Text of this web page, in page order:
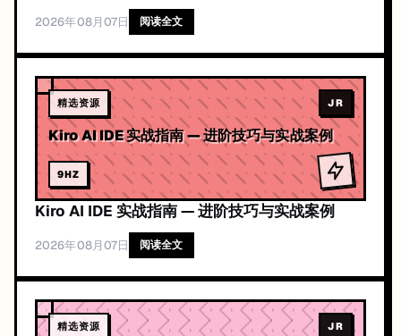
2026年08月07日 阅读全文
精选资源 JR
Kiro AI IDE 实战指南 — 进阶技巧与实战案例
9HZ
Kiro AI IDE 实战指南 — 进阶技巧与实战案例
2026年08月07日 阅读全文
精选资源 JR